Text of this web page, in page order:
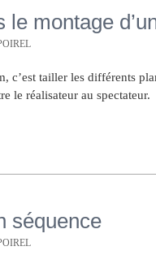
le montage
c’est tailler les différents
le réalisateur au spectateur.
séquence